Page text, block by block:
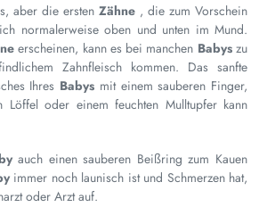
aber die ersten Zähne , die zum Vorschein
normalerweise oben und unten im Mund.
erscheinen, kann es bei manchen Babyszu
Zahnfleisch kommen. Das sanfte
Ihres Babys mit einem sauberen Finger,
Löffel oder einem feuchten Mulltupfer kann
auch einen sauberen Beißring zum Kauen
immer noch launisch ist und Schmerzen hat,
oder Arzt auf.